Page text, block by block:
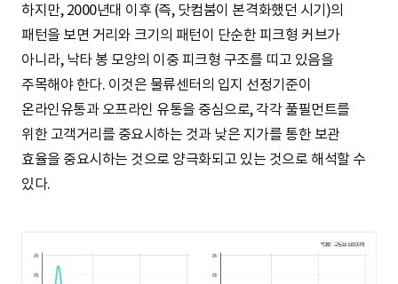
하지만, 2000년대 이후 (즉, 닷컴붐이 본격화했던 시기)의
패턴을 보면 거리와 크기의 패턴이 단순한 피크형 커브가
아니라, 낙타 봉 모양의 이중 피크형 구조를 띠고 있음을
주목해야 한다. 이것은 물류센터의 입지 선정기준이
온라인유통과 오프라인 유통을 중심으로, 각각 풀필먼트를
위한 고객거리를 중요시하는 것과 낮은 지가를 통한 보관
효율을 중요시하는 것으로 양극화되고 있는 것으로 해석할 수
있다.